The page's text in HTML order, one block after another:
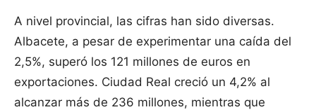
A nivel provincial, las cifras han sido diversas.
Albacete, a pesar de experimentar una caída del
2,5%, superó los 121 millones de euros en
exportaciones. Ciudad Real creció un 4,2% al
alcanzar más de 236 millones, mientras que